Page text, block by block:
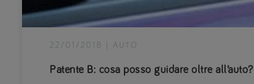
Patente B: cosa posso guidare oltre all’auto?
22/01/2018 AUTO